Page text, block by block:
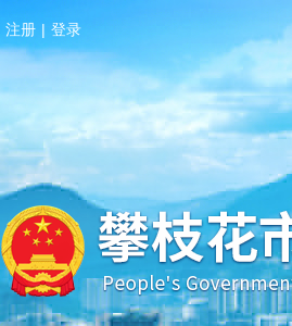
注册 | 登录